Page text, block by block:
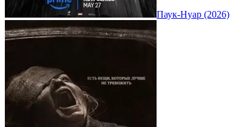
Паук-Нуар (2026)